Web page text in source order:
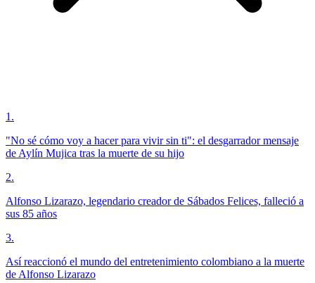
1 .
"No sé cómo voy a hacer para vivir sin ti": el desgarrador mensaje
de Aylín Mujica tras la muerte de su hijo
2.
Alfonso Lizarazo, legendario creador de Sábados Felices, falleció a
sus 85 años
3.
Así reaccionó el mundo del entretenimiento colombiano a la muerte
de Alfonso Lizarazo